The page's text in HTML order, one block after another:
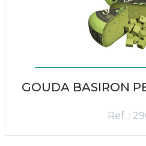
GOUDA BASIRON
Ref. :